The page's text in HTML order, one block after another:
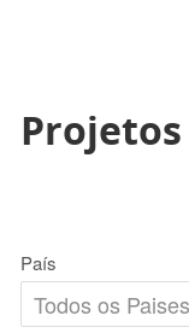
Projetos
País